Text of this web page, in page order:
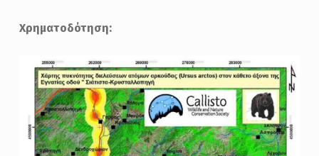
Χρηματοδότηση: